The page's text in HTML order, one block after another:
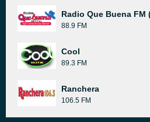
Radio Que Buena FM
88.9 FM
Cool
89.3 FM
Ranchera
106.5 FM